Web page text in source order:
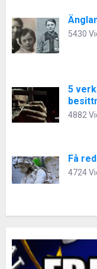
5430
5
4882
Få
4724